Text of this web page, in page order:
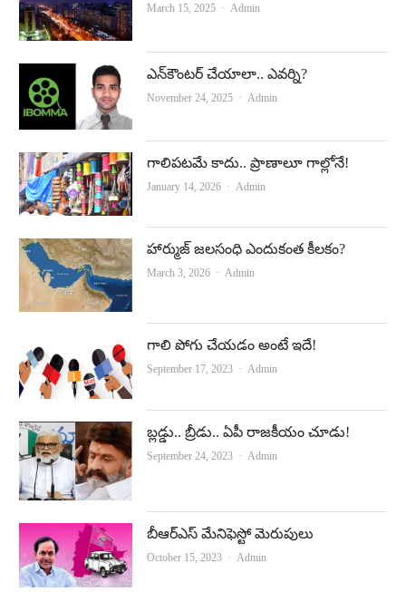
March 15, 2025 Author
Admin
ఎన్‌కౌంటర్‌ చేయాలా.. ఎవర్ని?
November 24, 2025 Author
Admin
గాలిపటమే కాదు.. ప్రాణాలూ గాల్లోనే!
January 14, 2026 Author
Admin
హార్ముజ్‌ జలసంధి ఎందుకంత కీలకం?
March 3, 2026 Author
Admin
గాలి పోగు చేయ‌డం అంటే ఇదే!
September 17, 2023 Author
Admin
బ్లడ్డు.. బ్రీడు.. ఏపీ రాజకీయం చూడు!
September 24, 2023 Author
Admin
బీఆర్‌ఎస్‌ మేనిఫెస్టో మెరుపులు
October 15, 2023 Author
Admin